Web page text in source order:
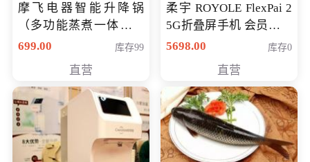
摩飞电器智能升降锅
（多功能蒸煮一体锅）
（智能升降养生锅） 会
699.00 库存99
直营
柔宇 ROYOLE FlexPai 2
5G折叠屏手机 会员专享
购买价格 4998元
5698.00 库存0
直营